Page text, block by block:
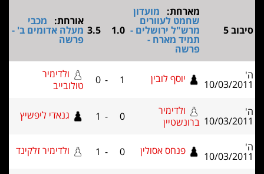
מועדון
מרש"ל ירושלים - 1.0
3.5
אורחת:
מעלה אדומים ב' -
פרשה
יוסף לובין 1
-
0
ולדימיר
טולובייב
ולדימיר
ברונשטיין
0
-
1 גנאדי ליפשיץ
פנחס אסולין 0
-
1 ולדימיר זלקינד